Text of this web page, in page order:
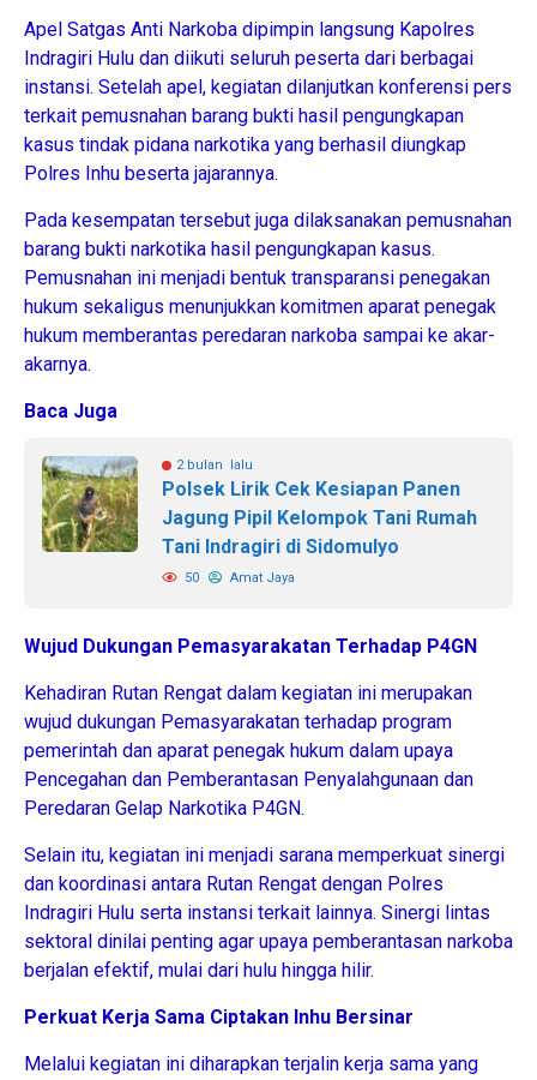
Apel Satgas Anti Narkoba dipimpin langsung Kapolres
Indragiri Hulu dan diikuti seluruh peserta dari berbagai
instansi. Setelah apel, kegiatan dilanjutkan konferensi pers
terkait pemusnahan barang bukti hasil pengungkapan
kasus tindak pidana narkotika yang berhasil diungkap
Polres Inhu beserta jajarannya.
Pada kesempatan tersebut juga dilaksanakan pemusnahan
barang bukti narkotika hasil pengungkapan kasus.
Pemusnahan ini menjadi bentuk transparansi penegakan
hukum sekaligus menunjukkan komitmen aparat penegak
hukum memberantas peredaran narkoba sampai ke akar-
akarnya.
Baca Juga
2 bulan lalu
Polsek Lirik Cek Kesiapan Panen
Jagung Pipil Kelompok Tani Rumah
Tani Indragiri di Sidomulyo
50 Amat Jaya
Wujud Dukungan Pemasyarakatan Terhadap P4GN
Kehadiran Rutan Rengat dalam kegiatan ini merupakan
wujud dukungan Pemasyarakatan terhadap program
pemerintah dan aparat penegak hukum dalam upaya
Pencegahan dan Pemberantasan Penyalahgunaan dan
Peredaran Gelap Narkotika P4GN.
Selain itu, kegiatan ini menjadi sarana memperkuat sinergi
dan koordinasi antara Rutan Rengat dengan Polres
Indragiri Hulu serta instansi terkait lainnya. Sinergi lintas
sektoral dinilai penting agar upaya pemberantasan narkoba
berjalan efektif, mulai dari hulu hingga hilir.
Perkuat Kerja Sama Ciptakan Inhu Bersinar
Melalui kegiatan ini diharapkan terjalin kerja sama yang